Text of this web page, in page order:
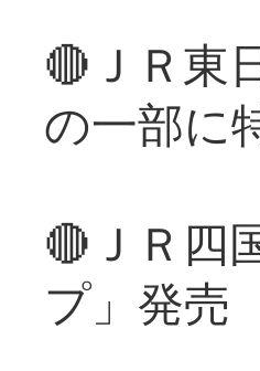
🔴ＪＲ東
の一部に
🔴ＪＲ四
プ」発売